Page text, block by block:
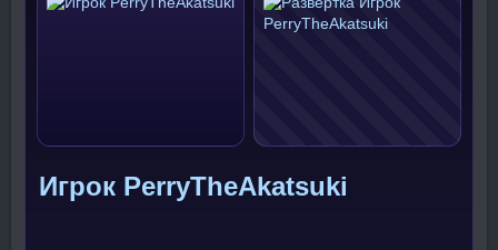
Игрок PerryTheAkatsuki